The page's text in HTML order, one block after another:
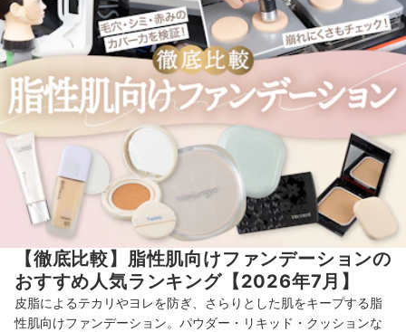
【徹底比較】脂性肌向けファンデーションの
おすすめ人気ランキング【2026年7月】
皮脂によるテカリやヨレを防ぎ、さらりとした肌をキープする脂
性肌向けファンデーション。パウダー・リキッド・クッションな